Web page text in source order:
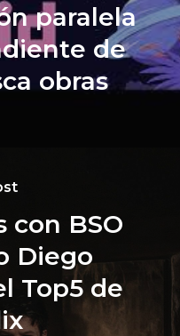
paralela
de
obras
con BSO
Diego
Top5 de